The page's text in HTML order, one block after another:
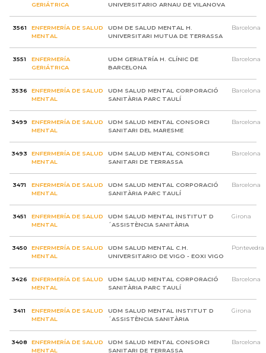
GERIÁTRICA
UNIVERSITARIO ARNAU DE VILANOVA
3561
ENFERMERÍA DE SALUD
MENTAL
UDM DE SALUD MENTAL H.
UNIVERSITARI MUTUA DE TERRASSA
Barcelona
3551
ENFERMERÍA
GERIÁTRICA
UDM GERIATRÍA H. CLÍNIC DE
BARCELONA
Barcelona
3536
ENFERMERÍA DE SALUD
MENTAL
UDM SALUD MENTAL CORPORACIÓ
SANITÀRIA PARC TAULÍ
Barcelona
3499
ENFERMERÍA DE SALUD
MENTAL
UDM SALUD MENTAL CONSORCI
SANITARI DEL MARESME
Barcelona
3493
ENFERMERÍA DE SALUD
MENTAL
UDM SALUD MENTAL CONSORCI
SANITARI DE TERRASSA
Barcelona
3471
ENFERMERÍA DE SALUD
MENTAL
UDM SALUD MENTAL CORPORACIÓ
SANITÀRIA PARC TAULÍ
Barcelona
3451
ENFERMERÍA DE SALUD
MENTAL
UDM SALUD MENTAL INSTITUT D
´ASSISTÈNCIA SANITÀRIA
Girona
3450
ENFERMERÍA DE SALUD
MENTAL
UDM SALUD MENTAL C.H.
UNIVERSITARIO DE VIGO - EOXI VIGO
Pontevedra
3426
ENFERMERÍA DE SALUD
MENTAL
UDM SALUD MENTAL CORPORACIÓ
SANITÀRIA PARC TAULÍ
Barcelona
3411
ENFERMERÍA DE SALUD
MENTAL
UDM SALUD MENTAL INSTITUT D
´ASSISTÈNCIA SANITÀRIA
Girona
3408
ENFERMERÍA DE SALUD
MENTAL
UDM SALUD MENTAL CONSORCI
SANITARI DE TERRASSA
Barcelona